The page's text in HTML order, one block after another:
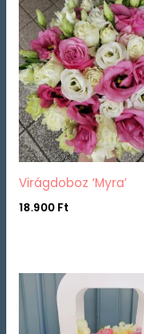
Virágdoboz ‘Myra’
18.900 Ft